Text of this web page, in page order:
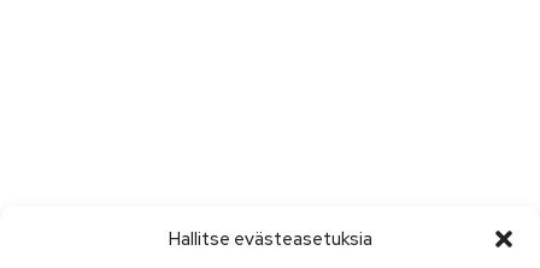
Hallitse evästeasetuksia